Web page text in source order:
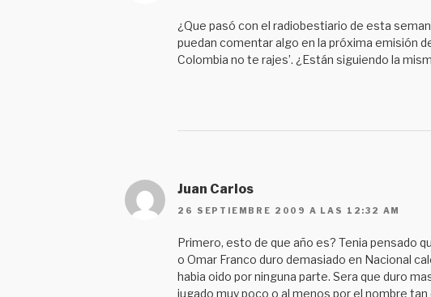
¿Que pasó con el radiobestiario de esta
puedan comentar algo en la próxima emisión
Colombia no te rajes’. ¿Están siguiendo la
Juan Carlos
26 SEPTIEMBRE 2009 A LAS 12:32 AM
Primero, esto de que año es? Tenia pensado
o Omar Franco duro demasiado en Nacional
habia oido por ninguna parte. Sera que duro
jugado muy poco o al menos por el nombre